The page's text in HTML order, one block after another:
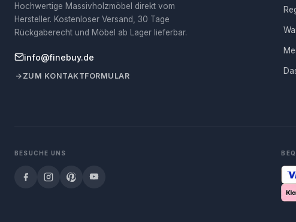
Hochwertige Massivholzmöbel direkt vom
Hersteller. Kostenloser Versand, 30 Tage
Rückgaberecht und Möbel ab Lager lieferbar.
info@finebuy.de
ZUM KONTAKTFORMULAR
BESUCHE UNS